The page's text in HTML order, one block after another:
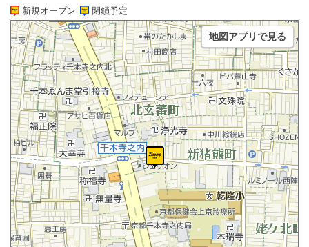
新規オープン 閉鎖予定
地図アプリで見る